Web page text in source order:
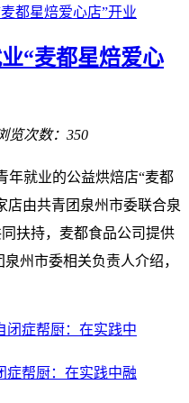
都星焙爱心店”开业
“麦都星焙爱心
览次数：350
年就业的公益烘焙店“麦都
店由共青团泉州市委联合泉
扶持，麦都食品公司提供
州市委相关负责人介绍，
症帮厨：在实践中融